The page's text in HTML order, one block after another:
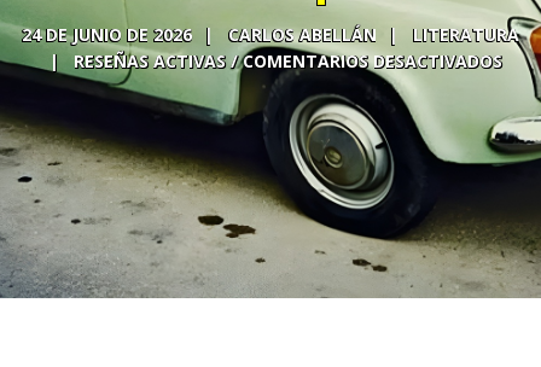
24 DE JUNIO DE 2026 CARLOS ABELLÁN
LITERATURA
COMENTARIOS DESACTIVADOS